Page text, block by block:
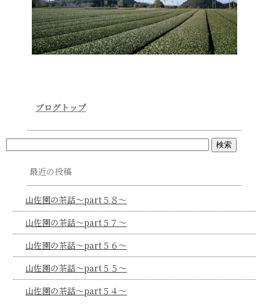
ブログトップ
最近の投稿
山佐園の茶話～part５８～
山佐園の茶話～part５７～
山佐園の茶話～part５６～
山佐園の茶話～part５５～
山佐園の茶話～part５４～